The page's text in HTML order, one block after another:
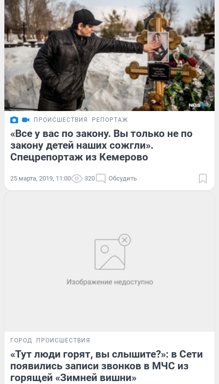
ПРОИСШЕСТВИЯ РЕПОРТАЖ
«Все у вас по закону. Вы только не по
закону детей наших сожгли».
Спецрепортаж из Кемерово
25 марта, 2019, 11:00 320 Обсудить
ГОРОД ПРОИСШЕСТВИЯ
«Тут люди горят, вы слышите?»: в Сети
появились записи звонков в МЧС из
горящей «Зимней вишни»